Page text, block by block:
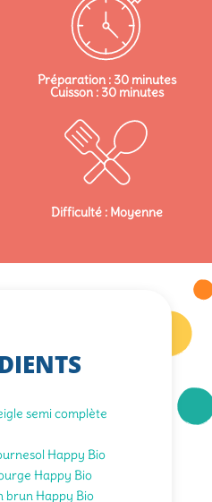
Préparation : 30 minutes
Cuisson : 30 minutes
Difficulté : Moyenne
semi complète
Happy Bio
Happy Bio
brun Happy Bio